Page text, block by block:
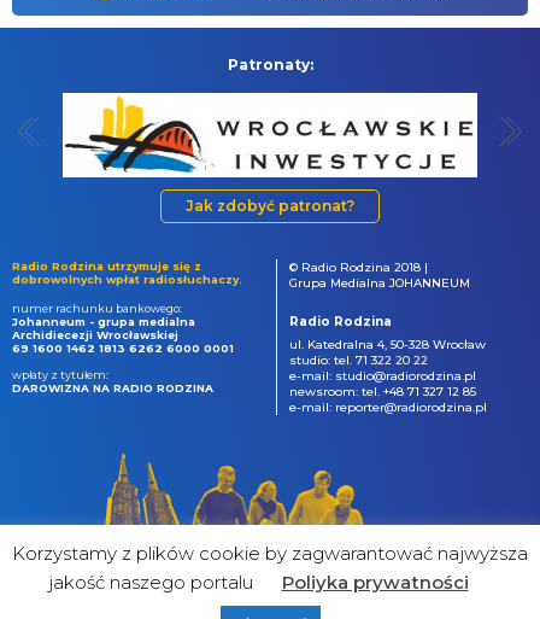
Patronaty:
Jak zdobyć patronat?
Radio Rodzina utrzymuje się z
dobrowolnych wpłat radiosłuchaczy.
numer rachunku bankowego:
Johanneum - grupa medialna
Archidiecezji Wrocławskiej
69 1600 1462 1813 6262 6000 0001
wpłaty z tytułem:
DAROWIZNA NA RADIO RODZINA
© Radio Rodzina 2018 |
Grupa Medialna JOHANNEUM
Radio Rodzina
ul. Katedralna 4, 50-328 Wrocław
studio: tel. 71 322 20 22
e-mail: studio@radiorodzina.pl
newsroom: tel. +48 71 327 12 85
e-mail: reporter@radiorodzina.pl
Korzystamy z plików cookie by zagwarantować najwyższa
jakość naszego portalu
Poliyka prywatności